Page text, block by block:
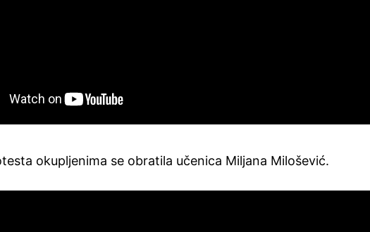
okupljenima se obratila učenica Miljana Milošević.